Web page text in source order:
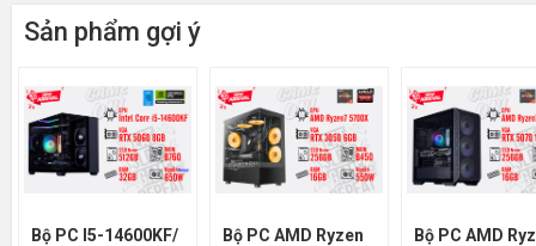
05
06 VGA ASUS DUAL Radeon RX
07 Nguồn AIGO VK650 - 650W
Sản phẩm gợi ý
Bộ PC I5-14600KF/
Bộ PC AMD Ryzen
Bộ PC AMD